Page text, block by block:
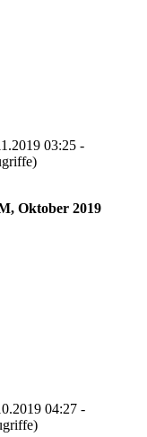
03:25 -
Oktober 2019
04:27 -